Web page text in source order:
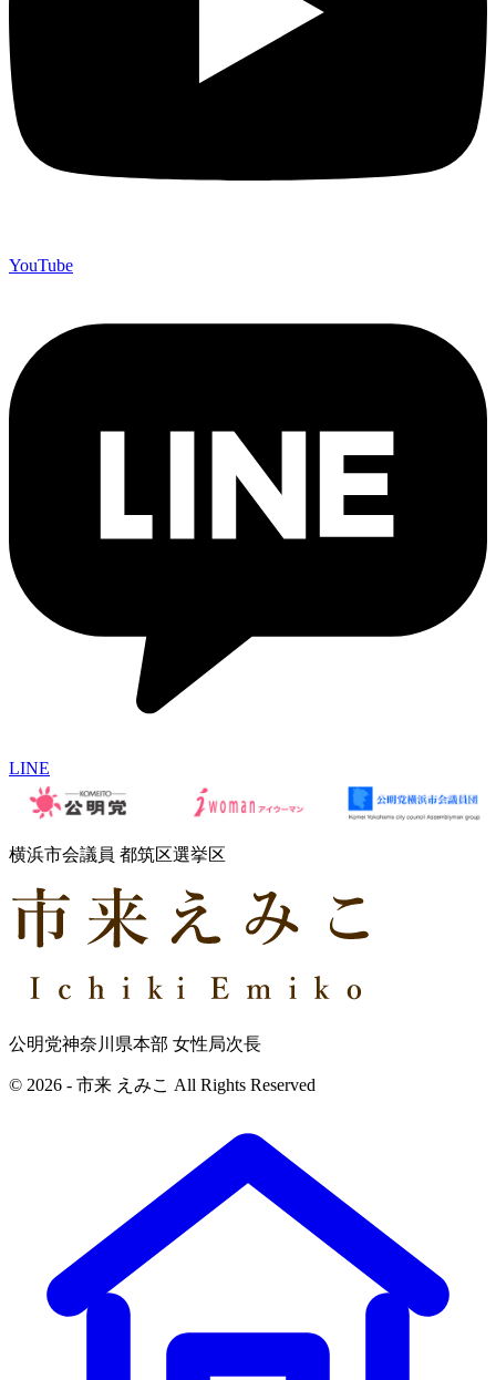
YouTube
LINE
横浜市会議員 都筑区選挙区
公明党神奈川県本部 女性局次長
© 2026 - 市来 えみこ All Rights Reserved